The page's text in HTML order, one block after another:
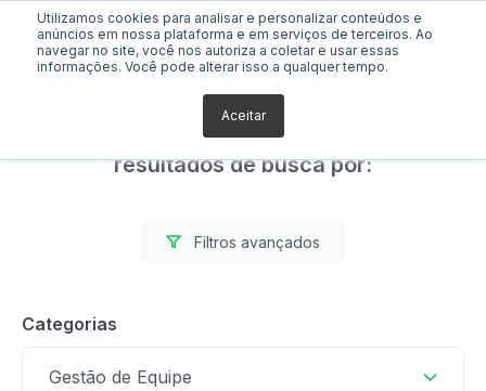
Utilizamos cookies para analisar e personalizar conteúdos e
anúncios em nossa plataforma e em serviços de terceiros. Ao
navegar no site, você nos autoriza a coletar e usar essas
informações. Você pode alterar isso a qualquer tempo.
Aceitar
Foram encontrados 0
resultados de busca por:
Filtros avançados
Categorias
Gestão de Equipe